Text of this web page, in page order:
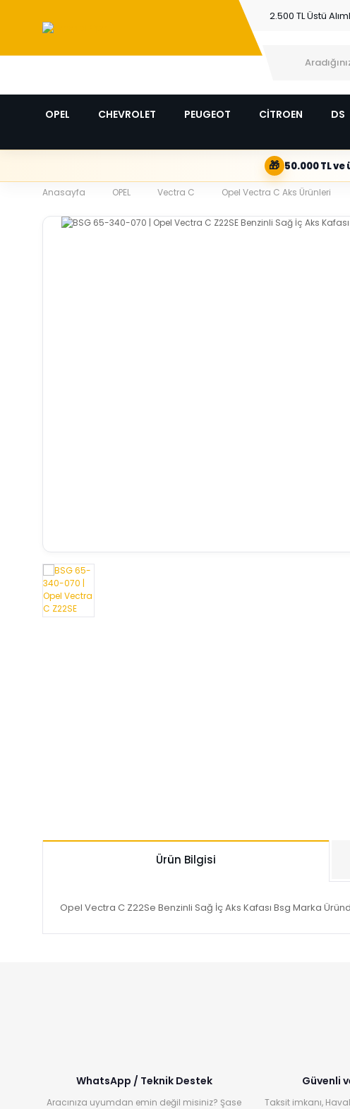
2.500 TL Üstü
OPEL CHEVROLET PEUGEOT CİTROEN DS
🎁 50.000 TL
Anasayfa OPEL Vectra C Opel Vectra C Aks Ürünleri
Ürün Bilgisi
Opel Vectra C Z22Se Benzinli Sağ İç Aks Kafası Bsg Marka
WhatsApp / Teknik Destek
Aracınıza uyumdan emin değil misiniz? Şase
Güvenli
Taksit imkanı,